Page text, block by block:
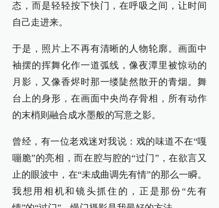
态，而是轻轻按下快门，在呼吸之间，让时间
自己走进来。
于是，照片上不再有清晰的人物轮廓。画面中
袖摆的挥舞化作一道弧线，像夜潭里被惊动的
月影，又像香烬时那一缕陡然散开的青烟。舞
台上的身形，在画面中央尚存骨相，所有动作
的末梢则融合成水墨般的写意之影。
曾经，有一位老戏迷对我说：戏的味道不在“嘎
嘣脆”的亮相，而在腔与腔的“过门”，在欲言又
止的眼波中，在“未成曲调先有情”的那么一瞬。
我想用相机和镜头抓住的，正是那份“先有